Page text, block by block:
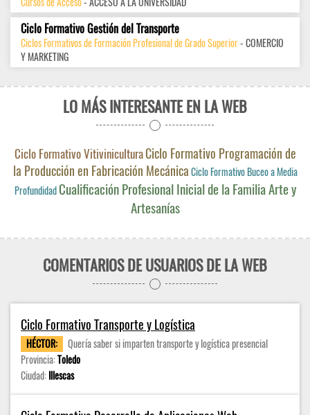
Ciclo Formativo Gestión del Transporte
Ciclos Formativos de Formación Profesional de Grado Superior- COMERCIO
Y MARKETING
LO MÁS INTERESANTE EN LA WEB
Ciclo Formativo VitiviniculturaCiclo Formativo Programación de
la Producción en Fabricación MecánicaCiclo Formativo Buceo a Media
Profundidad Cualificación Profesional Inicial de la Familia Arte y
Artesanías
COMENTARIOS DE USUARIOS DE LA WEB
Ciclo Formativo Transporte y Logística
HÉCTOR:
Quería saber si imparten transporte y logística presencial
Provincia:Toledo
Ciudad:Illescas